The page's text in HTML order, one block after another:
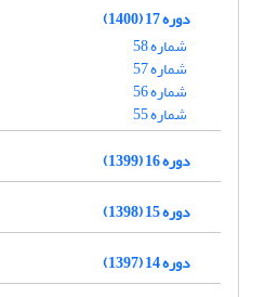
دوره 17 (1400)
شماره 58
شماره 57
شماره 56
شماره 55
دوره 16 (1399)
دوره 15 (1398)
دوره 14 (1397)